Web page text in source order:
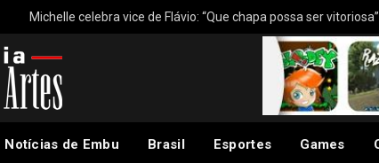
Michelle celebra vice de Flávio: “Que chapa possa ser vitoriosa”
Notícias de Embu Brasil Esportes Games